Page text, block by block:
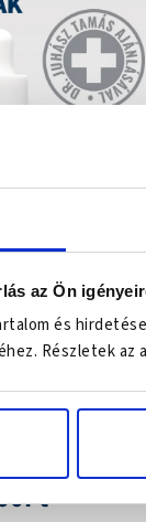
az Ön
és
Részletek
500
Ft